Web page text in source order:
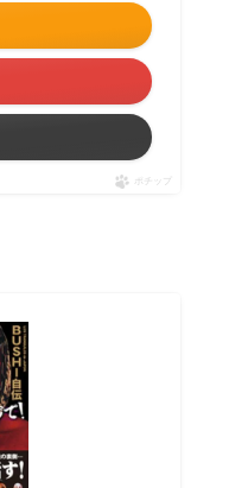
ポチップ